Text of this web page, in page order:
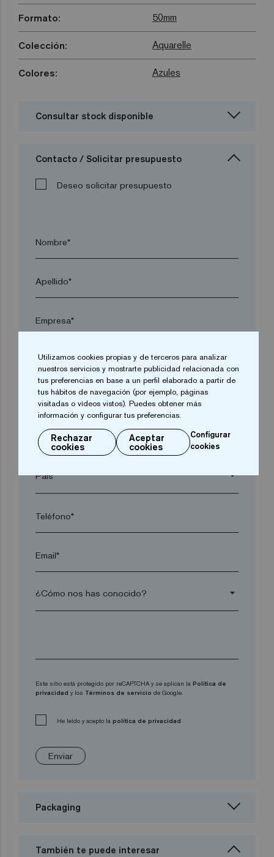
Formato: 50mm
Colección: Aquarelle
Colores: Azules
Consultar stock disponible
Contacto / Solicitar presupuesto
Deseo solicitar presupuesto
Nombre*
Apellido*
Empresa*
arrow_drop_down
Localidad*
Código postal*
arrow_drop_down
Teléfono*
Email*
arrow_drop_down
Este sitio está protegido por reCAPTCHA y se aplican la Política de
privacidad y los Términos de servicio de Google.
He leído y acepto la política de privacidad
Enviar
Packaging
También te puede interesar
Utilizamos cookies propias y de terceros para analizar
nuestros servicios y mostrarte publicidad relacionada con
tus preferencias en base a un perfil elaborado a partir de
tus hábitos de navegación (por ejemplo, páginas
visitadas o vídeos vistos). Puedes obtener más
información y configurar tus preferencias.
Rechazar
cookies
Aceptar
cookies
Configurar
cookies